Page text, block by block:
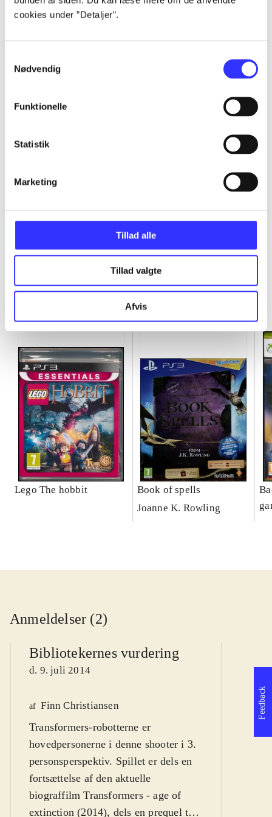
cookies under ”Detaljer”.
Nødvendig
Funktionelle
Statistik
Marketing
Tillad alle
Tillad valgte
Afvis
Alle registrerede artikler fordelt på udgivelser
Minder om
Lego The hobbit
Book of spells
Joanne K. Rowling
Anmeldelser (2)
Bibliotekernes vurdering
d. 9. juli 2014
af Finn Christiansen
Transformers-robotterne er
hovedpersonerne i denne shooter i 3.
personsperspektiv. Spillet er dels en
fortsættelse af den aktuelle
biograffilm Transformers - age of
extinction (2014), dels en prequel til
af
Feedback